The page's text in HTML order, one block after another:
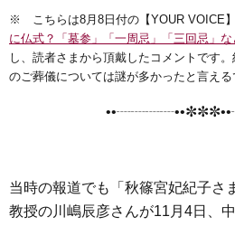
c
e
b
i
t
t
n
e
t
e
n
x
i
s
s
e
※ こちらは8月8日付の【YOUR VOICE】
に仏式？「墓参」「一周忌」「三回忌」
し、読者さまから頂戴したコメントです
のご葬儀については謎が多かったと言える
当時の報道でも「秋篠宮妃紀子さ
教授の川嶋辰彦さんが11月4日、